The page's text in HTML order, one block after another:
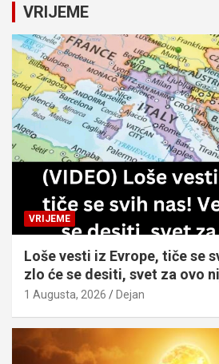
c
h
VRIJEME
VRIJEME
Loše vesti iz Evrope, tiče se
zlo će se desiti, svet za ovo
1 Augusta, 2026 Dejan